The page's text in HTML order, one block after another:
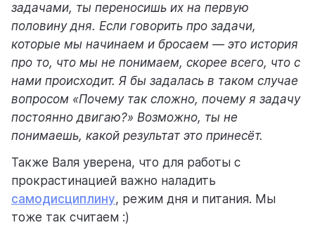
задачами, ты переносишь их на первую
половину дня. Если говорить про задачи,
которые мы начинаем и бросаем — это история
про то, что мы не понимаем, скорее всего, что с
нами происходит. Я бы задалась в таком случае
вопросом «Почему так сложно, почему я задачу
постоянно двигаю?» Возможно, ты не
понимаешь, какой результат это принесёт.
Также Валя уверена, что для работы с
прокрастинацией важно наладить
самодисциплину, режим дня и питания. Мы
тоже так считаем :)